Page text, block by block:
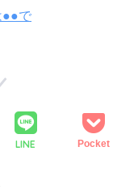
●●で
LINE Pocket